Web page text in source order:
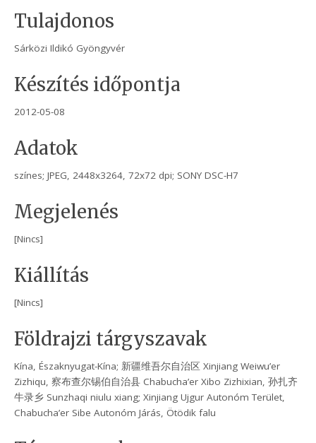
Tulajdonos
Sárközi Ildikó Gyöngyvér
Készítés időpontja
2012-05-08
Adatok
színes; JPEG, 2448x3264, 72x72 dpi; SONY DSC-H7
Megjelenés
[Nincs]
Kiállítás
[Nincs]
Földrajzi tárgyszavak
Kína, Északnyugat-Kína; 新疆维吾尔自治区 Xinjiang Weiwu’er
Zizhiqu, 察布查尔锡伯自治县 Chabucha’er Xibo Zizhixian, 孙扎齐
牛录乡 Sunzhaqi niulu xiang; Xinjiang Ujgur Autonóm Terület,
Chabucha’er Sibe Autonóm Járás, Ötödik falu